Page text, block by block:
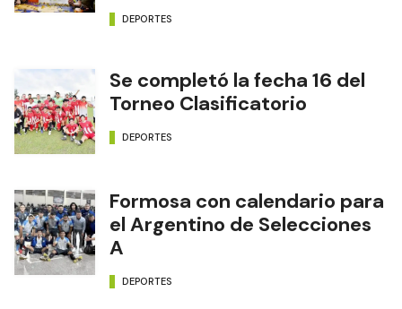
DEPORTES
Se completó la fecha 16 del
Torneo Clasificatorio
DEPORTES
Formosa con calendario para
el Argentino de Selecciones
A
DEPORTES